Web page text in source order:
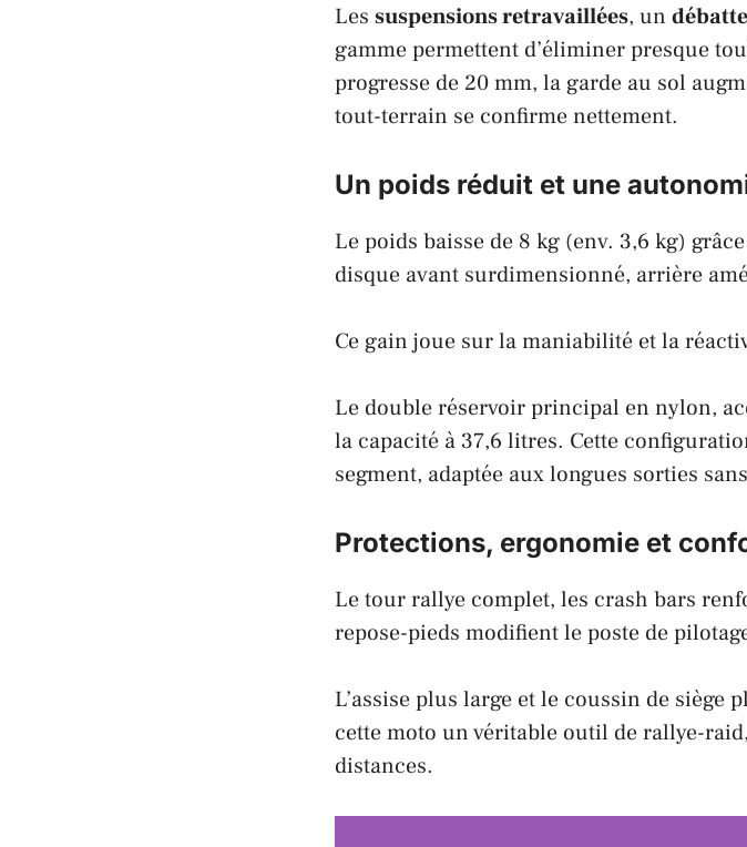
Les suspensions retravaillées, un
gamme permettent d’éliminer presque
progresse de 20 mm, la garde au sol
tout-terrain se confirme nettement.
Un poids réduit et une
Le poids baisse de 8 kg (env. 3,6 kg)
disque avant surdimensionné, arrière
Ce gain joue sur la maniabilité et la
Le double réservoir principal en nylon,
la capacité à 37,6 litres. Cette
segment, adaptée aux longues sorties
Protections, ergonomie et
Le tour rallye complet, les crash bars
repose-pieds modifient le poste de
L’assise plus large et le coussin de
cette moto un véritable outil de rallye-
distances.